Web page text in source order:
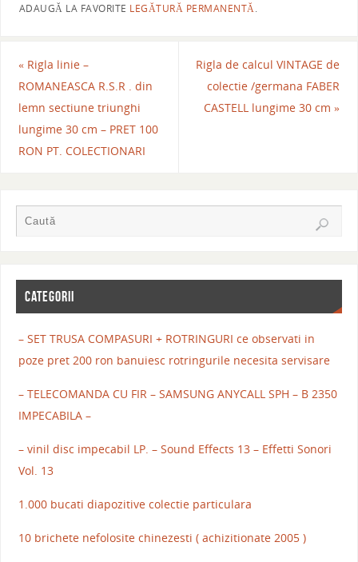
ADAUGĂ LA FAVORITE LEGĂTURĂ PERMANENTĂ.
«Rigla linie –
ROMANEASCA R.S.R . din
lemn sectiune triunghi
lungime 30 cm – PRET 100
RON PT. COLECTIONARI
Rigla de calcul VINTAGE de
colectie /germana FABER
CASTELL lungime 30 cm»
CATEGORII
– SET TRUSA COMPASURI + ROTRINGURI ce observati in
poze pret 200 ron banuiesc rotringurile necesita servisare
– TELECOMANDA CU FIR – SAMSUNG ANYCALL SPH – B 2350
IMPECABILA –
– vinil disc impecabil LP. – Sound Effects 13 – Effetti Sonori
Vol. 13
1.000 bucati diapozitive colectie particulara
10 brichete nefolosite chinezesti ( achizitionate 2005 )